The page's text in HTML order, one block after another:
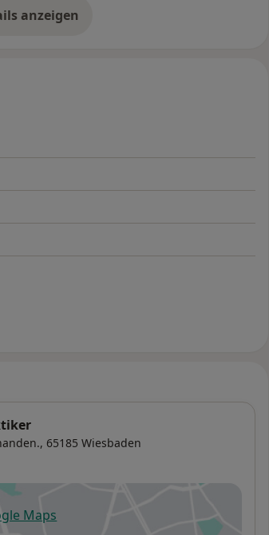
anzeigen
über Erfahrungen
65185 Wiesbaden
Maps
öffnet in einer neuen Registerkarte